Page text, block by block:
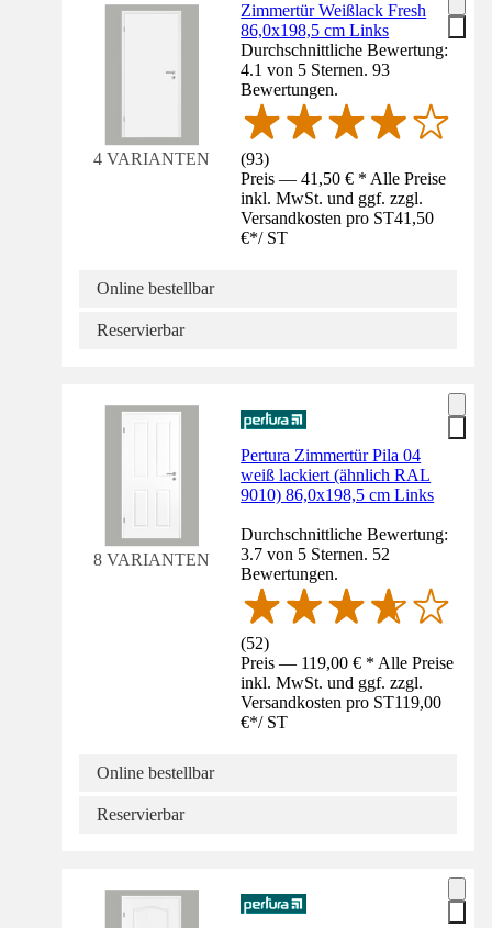
4 VARIANTEN
Zimmertür Weißlack Fresh
86,0x198,5 cm Links
Durchschnittliche Bewertung:
4.1 von 5 Sternen. 93
Bewertungen.
(93)
Preis — 41,50 € * Alle Preise
inkl. MwSt. und ggf. zzgl.
Versandkosten pro ST41,50
€*/ ST
Online bestellbar
Reservierbar
8 VARIANTEN
Pertura Zimmertür Pila 04
weiß lackiert (ähnlich RAL
9010) 86,0x198,5 cm Links
Durchschnittliche Bewertung:
3.7 von 5 Sternen. 52
Bewertungen.
(52)
Preis — 119,00 € * Alle Preise
inkl. MwSt. und ggf. zzgl.
Versandkosten pro ST119,00
€*/ ST
Online bestellbar
Reservierbar